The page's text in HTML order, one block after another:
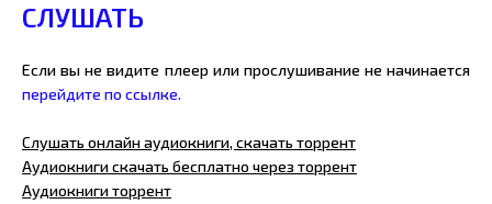
СЛУШАТЬ
Если вы не видите плеер или прослушивание не начинается
перейдите по ссылке.
Слушать онлайн аудиокниги, скачать торрент
Аудиокниги скачать бесплатно через торрент
Аудиокниги торрент